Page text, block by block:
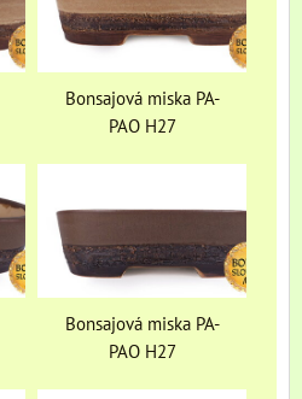
Bonsajová miska PA-
PAO H27
Bonsajová miska PA-
PAO H27